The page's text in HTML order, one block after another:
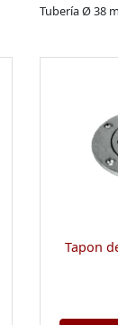
Tubería Ø 38
Tapon